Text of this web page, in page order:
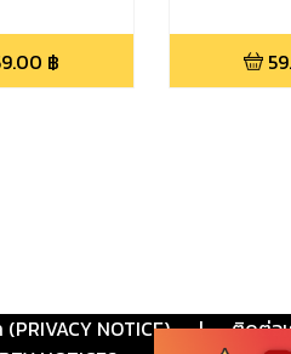
฿
NOTICE) | ติดต่อเ